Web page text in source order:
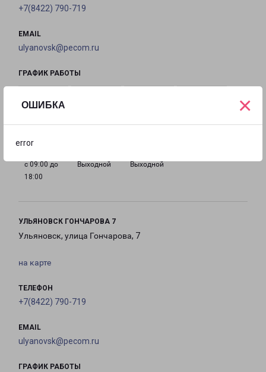
ОШИБКА
error
×
+7(8422) 790-719
EMAIL
ulyanovsk@pecom.ru
ГРАФИК РАБОТЫ
18:00
18:00
18:00
18:00
с 09:00 до
18:00
Выходной Выходной
УЛЬЯНОВСК ГОНЧАРОВА 7
Ульяновск, улица Гончарова, 7
на карте
ТЕЛЕФОН
+7(8422) 790-719
EMAIL
ulyanovsk@pecom.ru
ГРАФИК РАБОТЫ